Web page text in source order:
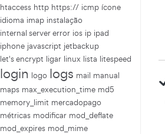
htaccess http https:// icmp ícone
idioma imap instalação
internal server error ios ip ipad
iphone javascript jetbackup
let's encrypt ligar linux lista litespeed
login logo logs mail manual
maps max_execution_time md5
memory_limit mercadopago
métricas modificar mod_deflate
mod_expires mod_mime